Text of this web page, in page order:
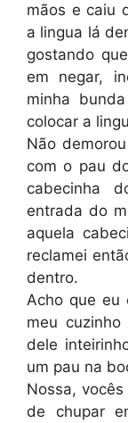
mãos e caiu
a lingua lá
gostando
em negar,
minha
colocar a
Não
com o pau
cabecinha
entrada do
aquela
reclamei
dentro.
Acho que eu
meu
dele
um pau na
Nossa,
de chupar